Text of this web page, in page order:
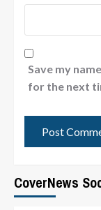
Save my
for the next
CoverNews